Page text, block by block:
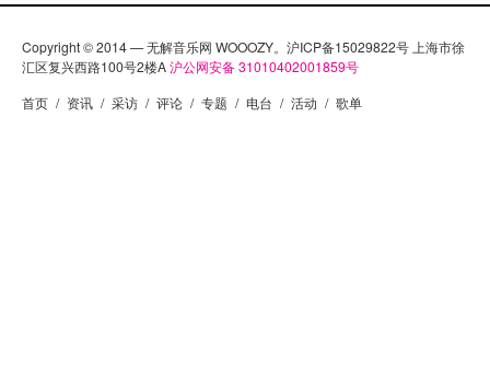
Copyright © 2014 — 无解音乐网 WOOOZY。沪ICP备15029822号 上海市徐
汇区复兴西路100号2楼A沪公网安备 31010402001859号
首页 / 资讯 / 采访 / 评论 / 专题 / 电台 / 活动 / 歌单